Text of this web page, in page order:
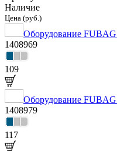
Наличие
Цена (руб.)
Оборудование
1408969
109
Оборудование
1408979
117